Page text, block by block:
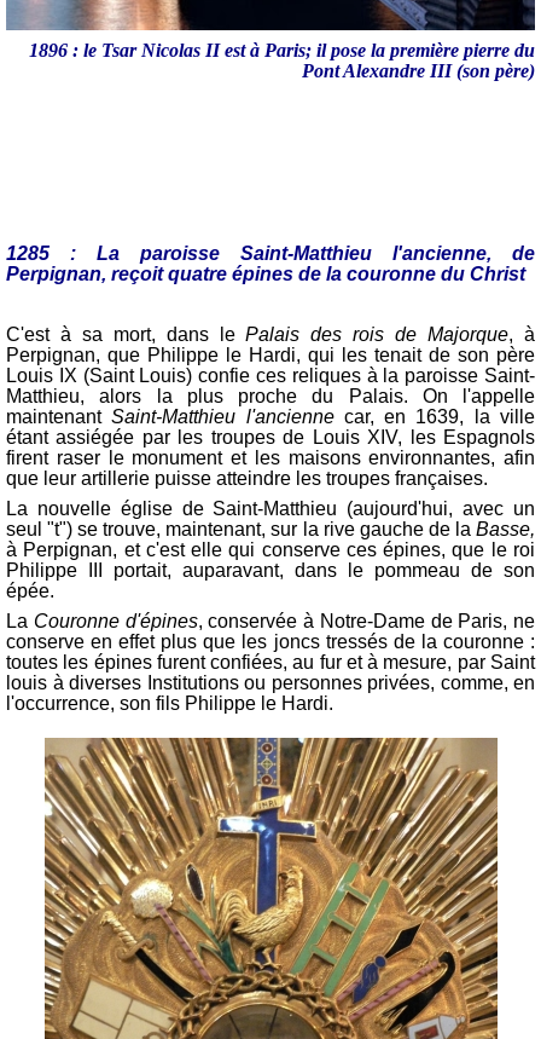
1896 : le Tsar Nicolas II est à Paris; il pose la première pierre du
Pont Alexandre III (son père)
1285 : La paroisse Saint-Matthieu l'ancienne, de
Perpignan, reçoit quatre épines de la couronne du Christ
C'est à sa mort, dans lePalais des rois de Majorque, à
Perpignan, que Philippe le Hardi, qui les tenait de son père
Louis IX (Saint Louis) confie ces reliques à la paroisse Saint-
Matthieu, alors la plus proche du Palais. On l'appelle
maintenantSaint-Matthieu l'anciennecar, en 1639, la ville
étant assiégée par les troupes de Louis XIV, les Espagnols
firent raser le monument et les maisons environnantes, afin
que leur artillerie puisse atteindre les troupes françaises.
La nouvelle église de Saint-Matthieu (aujourd'hui, avec un
seul "t") se trouve, maintenant, sur la rive gauche de la Basse,
à Perpignan, et c'est elle qui conserve ces épines, que le roi
Philippe III portait, auparavant, dans le pommeau de son
épée.
La Couronne d'épines, conservée à Notre-Dame de Paris, ne
conserve en effet plus que les joncs tressés de la couronne :
toutes les épines furent confiées, au fur et à mesure, par Saint
louis à diverses Institutions ou personnes privées, comme, en
l'occurrence, son fils Philippe le Hardi.